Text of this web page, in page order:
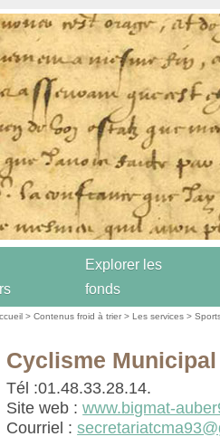
Explorer les
fonds
>Contenus froid à trier >Les services >
Cyclisme
Tél :01.48.33.28.14.
Site web :www.bigmat-
Courriel :